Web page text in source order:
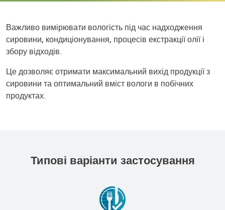
Важливо вимірювати вологість під час надходження
сировини, кондиціонування, процесів екстракції олії і
збору відходів.
Це дозволяє отримати максимальний вихід продукції з
сировини та оптимальний вміст вологи в побічних
продуктах.
Типові варіанти застосування